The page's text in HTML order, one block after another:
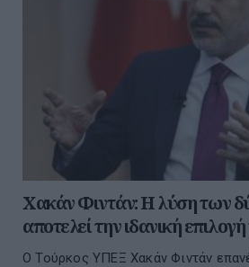
Χακάν Φιντάν: Η λύση των
αποτελεί την ιδανική
Ο Τούρκος ΥΠΕΞ Χακάν Φιντάν